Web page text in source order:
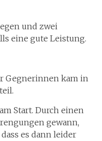
und zwei
eine gute Leistung.
Gegnerinnen kam in
Start. Durch einen
gewann,
es dann leider